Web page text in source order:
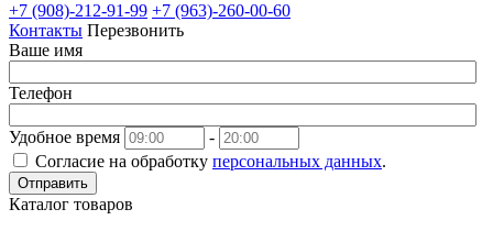
+7 (908)-212-91-99 +7 (963)-260-00-60
Контакты Перезвонить
Ваше имя
Телефон
Удобное время
-
Согласие на обработку персональных данных.
Отправить
Каталог товаров